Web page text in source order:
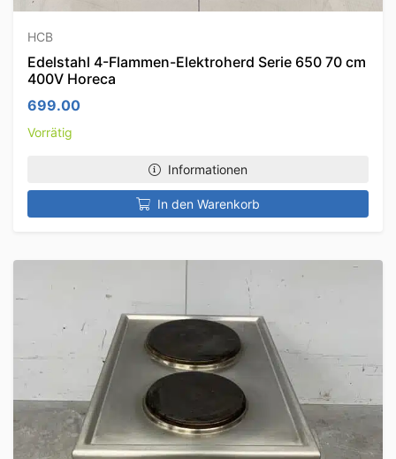
HCB
Edelstahl 4-Flammen-Elektroherd Serie 650 70 cm
400V Horeca
699.00
Vorrätig
Informationen
In den Warenkorb